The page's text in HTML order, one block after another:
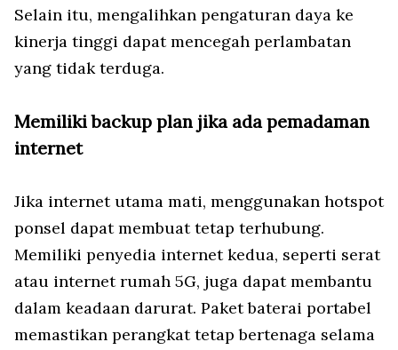
Selain itu, mengalihkan pengaturan daya ke
kinerja tinggi dapat mencegah perlambatan
yang tidak terduga.
Memiliki backup plan jika ada pemadaman
internet
Jika internet utama mati, menggunakan hotspot
ponsel dapat membuat tetap terhubung.
Memiliki penyedia internet kedua, seperti serat
atau internet rumah 5G, juga dapat membantu
dalam keadaan darurat. Paket baterai portabel
memastikan perangkat tetap bertenaga selama